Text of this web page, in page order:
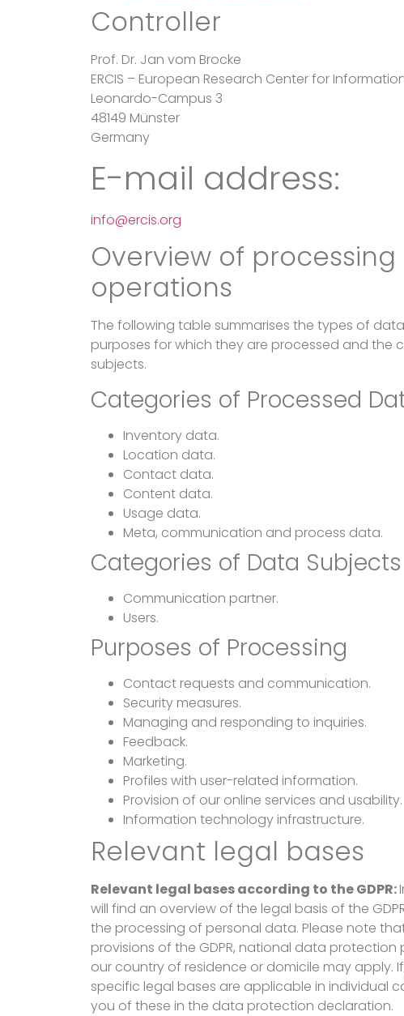
Controller
Prof. Dr. Jan vom Brocke
ERCIS – European Research Center for
Leonardo-Campus 3
48149 Münster
Germany
E-mail address:
info@ercis.org
Overview of processing
operations
The following table summarises the types of
purposes for which they are processed and the
subjects.
Categories of Processed
Inventory data.
Location data.
Contact data.
Content data.
Usage data.
Meta, communication and process data.
Categories of Data Subjects
Communication partner.
Users.
Purposes of Processing
Contact requests and communication.
Security measures.
Managing and responding to inquiries.
Feedback.
Marketing.
Profiles with user-related information.
Provision of our online services and usability.
Information technology infrastructure.
Relevant legal bases
Relevant legal bases according to the GDPR:
will find an overview of the legal basis of the
the processing of personal data. Please note
provisions of the GDPR, national data protection
our country of residence or domicile may apply.
specific legal bases are applicable in individual
you of these in the data protection declaration.